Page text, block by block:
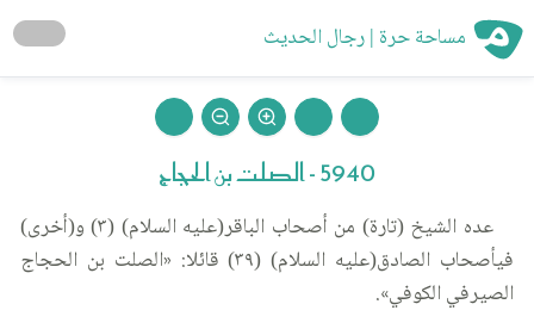
مساحة حرة | رجال الحديث
5940 - الصلت بن الحجاج
عده الشيخ (تارة) من أصحاب الباقر(عليه السلام) (٣) و(أخرى)
فيأصحاب الصادق(عليه السلام) (٣٩) قائلا: «الصلت بن الحجاج
الصيرفي الكوفي».